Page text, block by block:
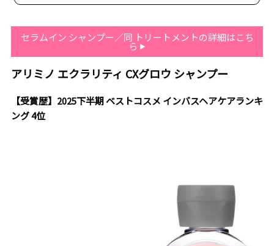
セラムイン シャンプー／同 トリートメントの詳細はこち
ら
アリミノ エクラリティ CXグロウ シャンプー
【受賞歴】2025下半期 ベストコスメ インバスヘアケアランキ
ング 4位